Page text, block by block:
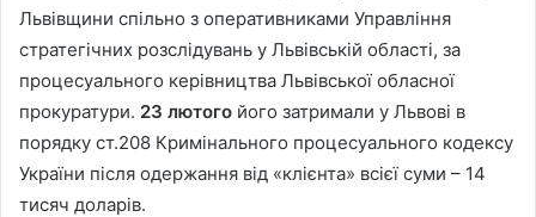
Львівщини спільно з оперативниками Управління
стратегічних розслідувань у Львівській області, за
процесуального керівництва Львівської обласної
прокуратури. 23 лютого його затримали у Львові в
порядку ст.208 Кримінального процесуального кодексу
України після одержання від «клієнта» всієї суми – 14
тисяч доларів.